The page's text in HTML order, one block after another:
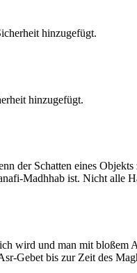
hinzugefügt.
hinzugefügt.
der Schatten eines
Madhhab ist. Nicht
wird und man mit
Gebet bis zur Zeit des